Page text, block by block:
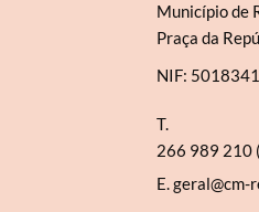
Município de
Praça da
NIF:
T.
266 989 210
E.geral@cm-